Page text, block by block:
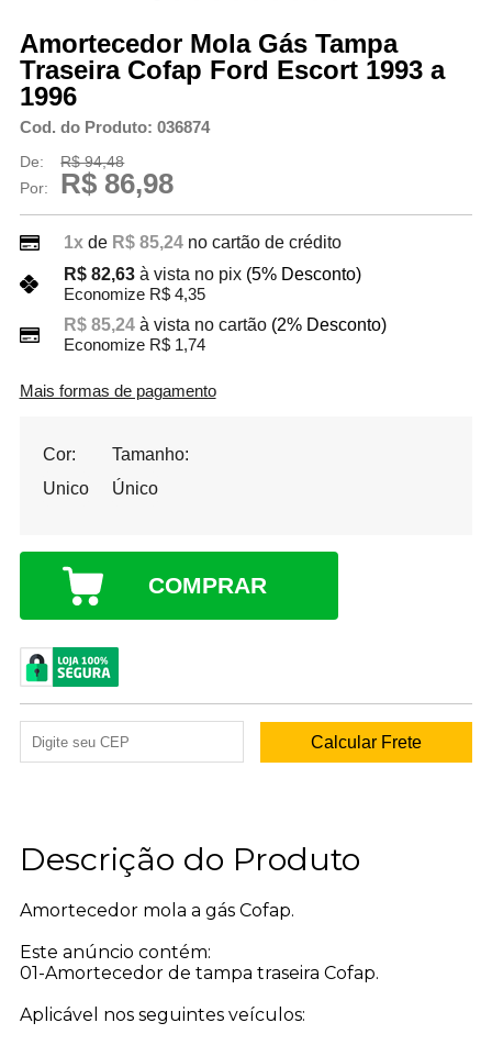
Amortecedor Mola Gás Tampa
Traseira Cofap Ford Escort 1993 a
1996
Cod. do Produto: 036874
De:
R$ 94,48
Por:
R$ 86,98
1xde R$ 85,24 no cartão de crédito
R$ 82,63 à vista no pix (5% Desconto)
Economize R$ 4,35
R$ 85,24 à vista no cartão (2% Desconto)
Economize R$ 1,74
Mais formas de pagamento
Cor:
Unico
Tamanho:
Único
COMPRAR
Descrição do Produto
Amortecedor mola a gás Cofap.
Este anúncio contém:
01-Amortecedor de tampa traseira Cofap.
Aplicável nos seguintes veículos: